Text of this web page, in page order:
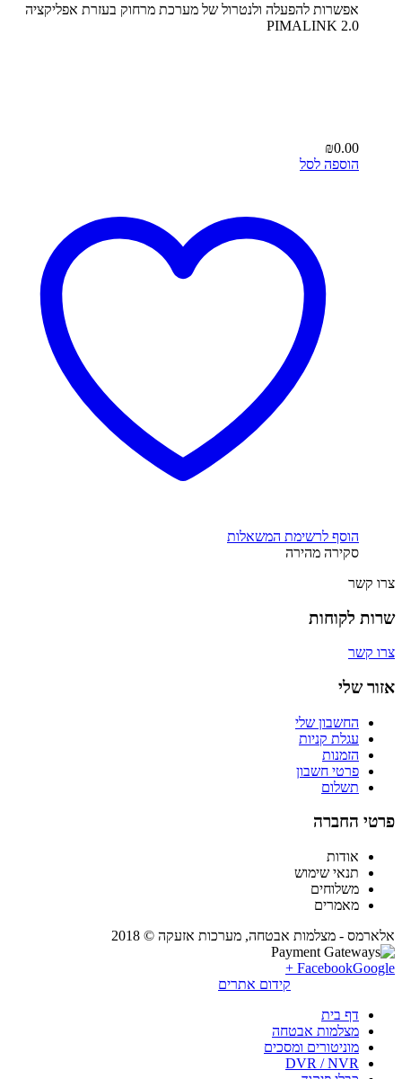
אפשרות להפעלה ולנטרול של מערכת מרחוק בעזרת אפליקציה
PIMALINK 2.0
₪0.00
הוספה לסל
הוסף לרשימת המשאלות
סקירה מהירה
צרו קשר
שרות לקוחות
צרו קשר
אזור שלי
החשבון שלי
עגלת קניות
הזמנות
פרטי חשבון
תשלום
פרטי החברה
אודות
תנאי שימוש
משלוחים
מאמרים
אלארמס - מצלמות אבטחה, מערכות אזעקה © 2018
FacebookGoogle +
קידום אתרים
דף בית
מצלמות אבטחה
מוניטורים ומסכים
DVR / NVR